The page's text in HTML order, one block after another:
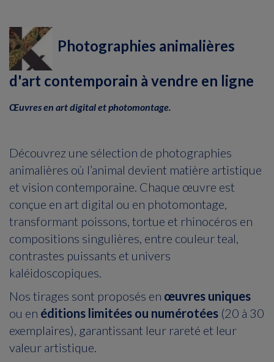
Photographies animalières
d'art contemporain à vendre en ligne
Œuvres en art digital et photomontage.
Découvrez une sélection de photographies
animalières où l’animal devient matière artistique
et vision contemporaine. Chaque œuvre est
conçue en art digital ou en photomontage,
transformant poissons, tortue et rhinocéros en
compositions singulières, entre couleur teal,
contrastes puissants et univers
kaléidoscopiques.
Nos tirages sont proposés en œuvres uniques
ou en éditions limitées ou numérotées (20 à 30
exemplaires), garantissant leur rareté et leur
valeur artistique.